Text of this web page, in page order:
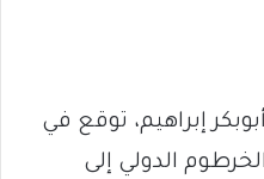
إبراهيم، توقع في
الدولي إلى